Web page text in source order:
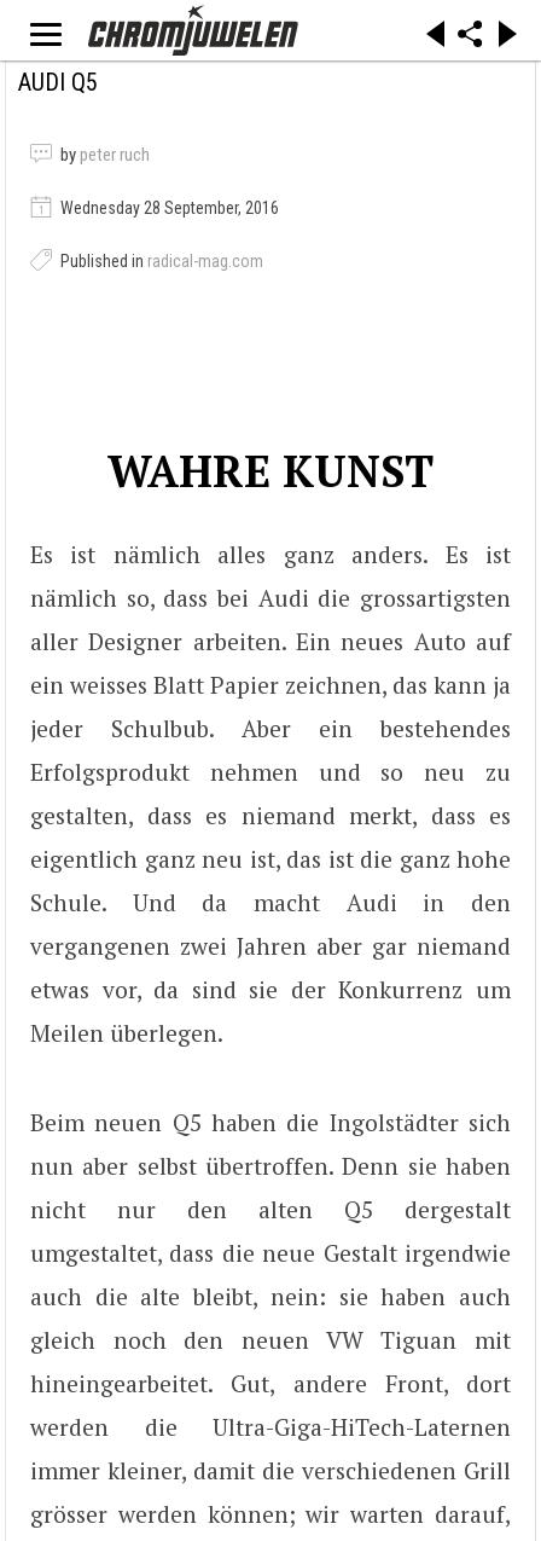
AUDI Q5
by peter ruch
Wednesday 28 September, 2016
Published in radical-mag.com
WAHRE KUNST
Es ist nämlich alles ganz anders. Es ist
nämlich so, dass bei Audi die grossartigsten
aller Designer arbeiten. Ein neues Auto auf
ein weisses Blatt Papier zeichnen, das kann ja
jeder Schulbub. Aber ein bestehendes
Erfolgsprodukt nehmen und so neu zu
gestalten, dass es niemand merkt, dass es
eigentlich ganz neu ist, das ist die ganz hohe
Schule. Und da macht Audi in den
vergangenen zwei Jahren aber gar niemand
etwas vor, da sind sie der Konkurrenz um
Meilen überlegen.
Beim neuen Q5 haben die Ingolstädter sich
nun aber selbst übertroffen. Denn sie haben
nicht nur den alten Q5 dergestalt
umgestaltet, dass die neue Gestalt irgendwie
auch die alte bleibt, nein: sie haben auch
gleich noch den neuen VW Tiguan mit
hineingearbeitet. Gut, andere Front, dort
werden die Ultra-Giga-HiTech-Laternen
immer kleiner, damit die verschiedenen Grill
grösser werden können; wir warten darauf,